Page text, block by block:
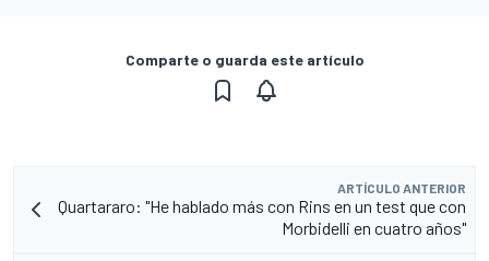
Comparte o guarda este artículo
ARTÍCULO ANTERIOR
Quartararo: "He hablado más con Rins en un test que con
Morbidelli en cuatro años"